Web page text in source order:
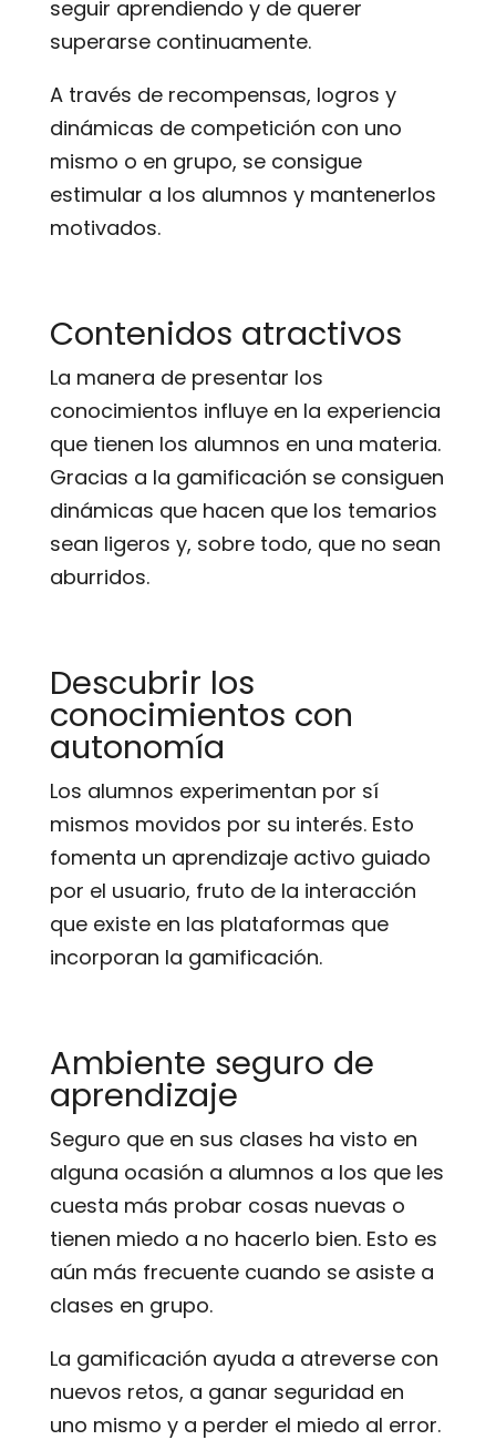
seguir aprendiendo y de querer
superarse continuamente.
A través de recompensas, logros y
dinámicas de competición con uno
mismo o en grupo, se consigue
estimular a los alumnos y mantenerlos
motivados.
Contenidos atractivos
La manera de presentar los
conocimientos influye en la experiencia
que tienen los alumnos en una materia.
Gracias a la gamificación se consiguen
dinámicas que hacen que los temarios
sean ligeros y, sobre todo, que no sean
aburridos.
Descubrir los
conocimientos con
autonomía
Los alumnos experimentan por sí
mismos movidos por su interés. Esto
fomenta un aprendizaje activo guiado
por el usuario, fruto de la interacción
que existe en las plataformas que
incorporan la gamificación.
Ambiente seguro de
aprendizaje
Seguro que en sus clases ha visto en
alguna ocasión a alumnos a los que les
cuesta más probar cosas nuevas o
tienen miedo a no hacerlo bien. Esto es
aún más frecuente cuando se asiste a
clases en grupo.
La gamificación ayuda a atreverse con
nuevos retos, a ganar seguridad en
uno mismo y a perder el miedo al error.